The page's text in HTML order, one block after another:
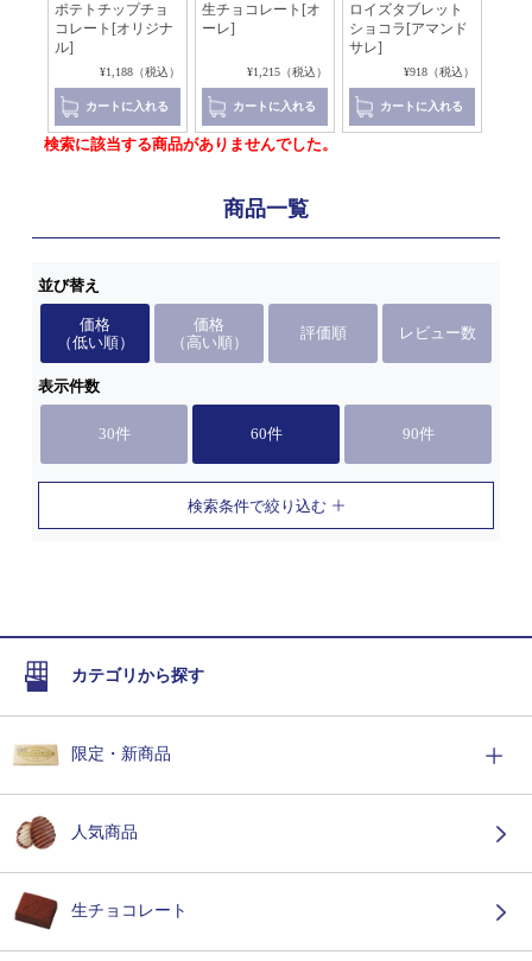
ポテトチップチョ
コレート[オリジナ
ル]
¥1,188（税込）
カートに入れる
生チョコレート[オ
ーレ]
¥1,215（税込）
カートに入れる
ロイズタブレット
ショコラ[アマンド
サレ]
¥918（税込）
カートに入れる
検索に該当する商品がありませんでした。
商品一覧
並び替え
価格
（低い順）
価格
（高い順）
評価順 レビュー数
表示件数
30件 60件 90件
検索条件で絞り込む
カテゴリから探す
限定・新商品
人気商品
生チョコレート